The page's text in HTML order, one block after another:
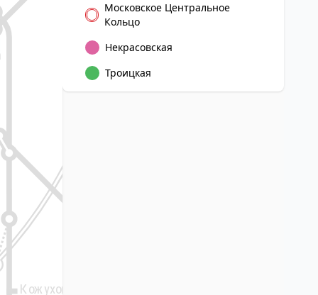
Кожуховская
Московское Центральное
Кольцо
Некрасовская
Троицкая